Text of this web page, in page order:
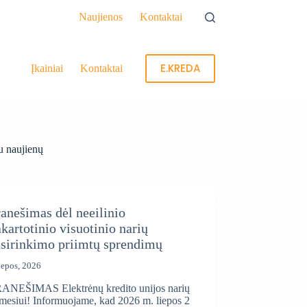
Naujienos Kontaktai
Įkainiai Kontaktai E.KREDA
naujienų
dėl neeilinio
visuotinio narių
priimtų sprendimų
2026
Elektrėnų kredito unijos narių
Informuojame, kad 2026 m. liepos 2